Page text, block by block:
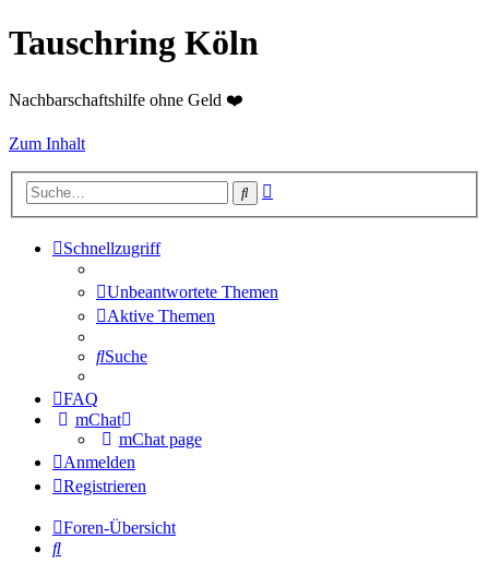
Tauschring Köln
Nachbarschaftshilfe ohne Geld ❤️
Zum Inhalt
Suche
Schnellzugriff
Unbeantwortete Themen
Aktive Themen
Suche
FAQ
mChat
mChat page
Anmelden
Registrieren
Foren-Übersicht
Suche